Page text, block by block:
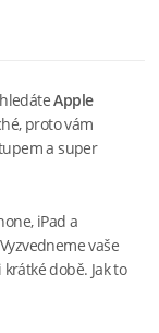
Apple
proto vám
a super
iPad a
vaše
době. Jak to